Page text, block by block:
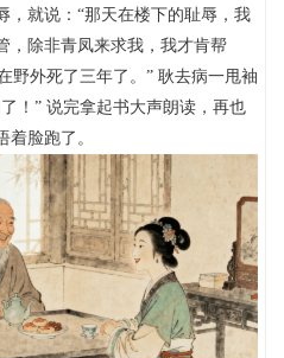
，就说：“那天在楼下的耻辱，我
，除非青凤来求我，我才肯帮
野外死了三年了。” 耿去病一甩袖
！” 说完拿起书大声朗读，再也
脸跑了。